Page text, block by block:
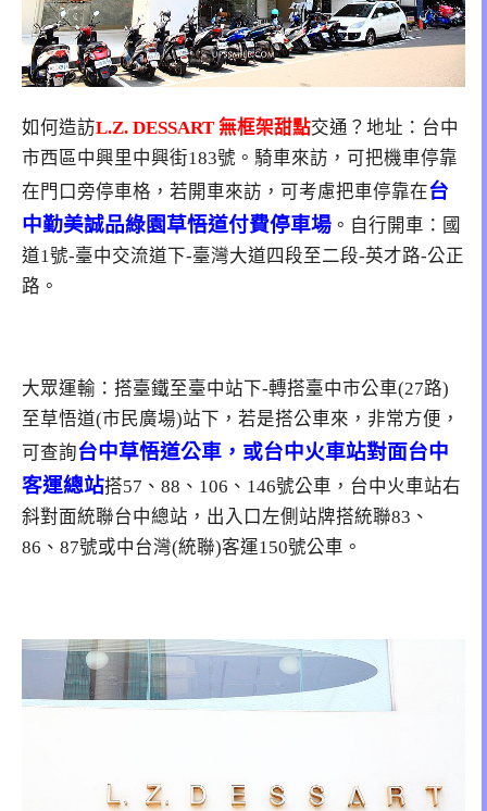
如何造訪L.Z. DESSART 無框架甜點交通？地址：台中
市西區中興里中興街183號。騎車來訪，可把機車停靠
在門口旁停車格，若開車來訪，可考慮把車停靠在台
中勤美誠品綠園草悟道付費停車場 。自行開車：國
道1號-臺中交流道下-臺灣大道四段至二段-英才路-公正
路。
大眾運輸：搭臺鐵至臺中站下-轉搭臺中市公車(27路)
至草悟道(市民廣場)站下，若是搭公車來，非常方便，
可查詢台中草悟道公車，或台中火車站對面台中
客運總站搭57、88、106、146號公車，台中火車站右
斜對面統聯台中總站，出入口左側站牌搭統聯83、
86、87號或中台灣(統聯)客運150號公車。